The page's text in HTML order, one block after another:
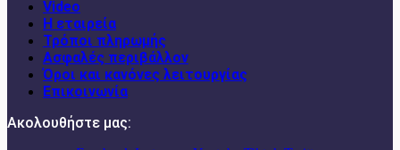
Video
Η εταιρεία
Τρόποι πληρωμής
Ασφαλές περιβάλλον
Όροι και κανόνες λειτουργίας
Επικοινωνία
Ακολουθήστε μας: